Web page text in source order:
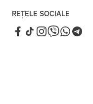
REȚELE SOCIALE